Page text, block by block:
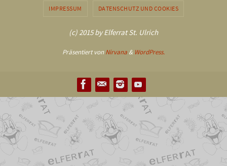
IMPRESSUM DATENSCHUTZ UND COOKIES
(c) 2015 by Elferrat St. Ulrich
Präsentiert vonNirvana & WordPress.